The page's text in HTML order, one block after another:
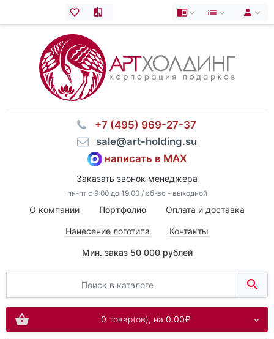
⠀+7 (495) 969-27-37
⠀sale@art-holding.su
написать в MAX
Заказать звонок менеджера
пн-пт с 9:00 до 19:00 / сб-вс - выходной
О компании Портфолио Оплата и доставка
Нанесение логотипа Контакты
Мин. заказ 50 000 рублей
0 товар(ов), на 0.00₽